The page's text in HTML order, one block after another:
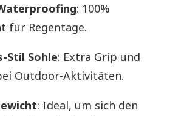
: 100%
für Regentage.
Stil Sohle: Extra Grip und
Outdoor-Aktivitäten.
: Ideal, um sich den